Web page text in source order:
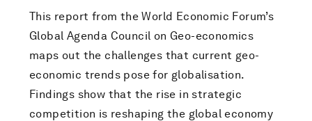
This report from the World Economic Forum’s
Global Agenda Council on Geo-economics
maps out the challenges that current geo-
economic trends pose for globalisation.
Findings show that the rise in strategic
competition is reshaping the global economy